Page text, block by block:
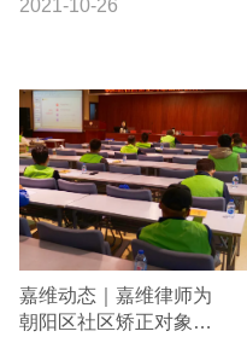
2021-10-26
嘉维动态｜嘉维律师为
朝阳区社区矫正对象进